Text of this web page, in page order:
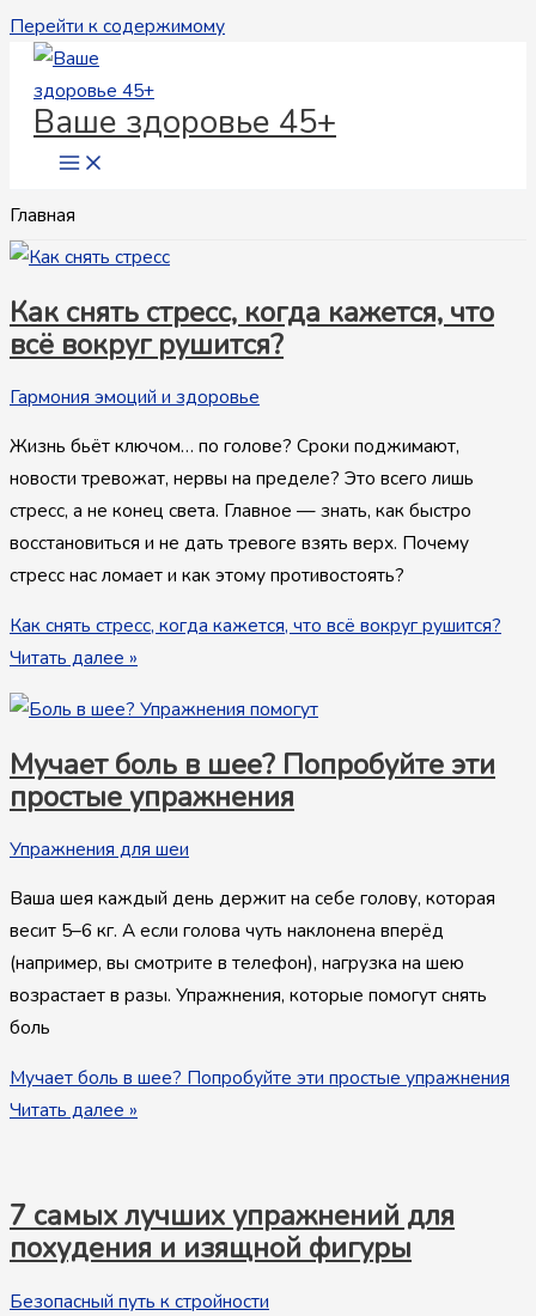
Перейти к содержимому
Ваше здоровье 45+
Главная
Как снять стресс, когда кажется, что
всё вокруг рушится?
Гармония эмоций и здоровье
Жизнь бьёт ключом… по голове? Сроки поджимают,
новости тревожат, нервы на пределе? Это всего лишь
стресс, а не конец света. Главное — знать, как быстро
восстановиться и не дать тревоге взять верх. Почему
стресс нас ломает и как этому противостоять?
Как снять стресс, когда кажется, что всё вокруг рушится?
Читать далее »
Мучает боль в шее? Попробуйте эти
простые упражнения
Упражнения для шеи
Ваша шея каждый день держит на себе голову, которая
весит 5–6 кг. А если голова чуть наклонена вперёд
(например, вы смотрите в телефон), нагрузка на шею
возрастает в разы. Упражнения, которые помогут снять
боль
Мучает боль в шее? Попробуйте эти простые упражнения
Читать далее »
7 самых лучших упражнений для
похудения и изящной фигуры
Безопасный путь к стройности